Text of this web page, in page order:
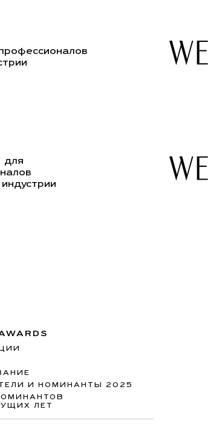
для
И НОМИНАНТЫ 2025
ЛЕТ